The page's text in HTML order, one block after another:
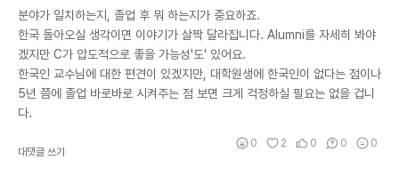
분야가 일치하는지, 졸업 후 뭐 하는지가 중요하죠.
한국 돌아오실 생각이면 이야기가 살짝 달라집니다. Alumni를 자세히 봐야
겠지만 C가 압도적으로 좋을 가능성'도' 있어요.
한국인 교수님에 대한 편견이 있겠지만, 대학원생에 한국인이 없다는 점이나
5년 쯤에 졸업 바로바로 시켜주는 점 보면 크게 걱정하실 필요는 없을 겁니
다.
대댓글 쓰기
0 2 0 0 0